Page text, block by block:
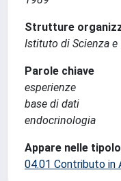
Strutture
Istituto di Scienza e
Parole chiave
esperienze
base di dati
endocrinologia
Appare nelle
04.01 Contributo in